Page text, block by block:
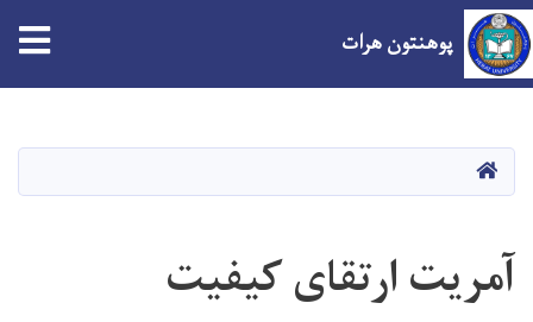
content
پوهنتون هرات
صفحه اصلی
آمریت ارتقای کیفیت